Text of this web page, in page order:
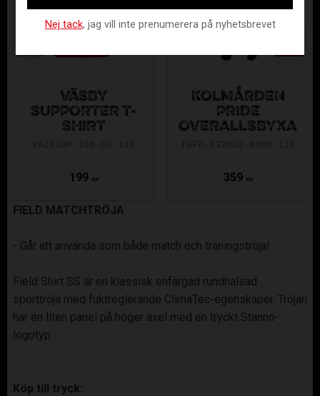
VÄSBY
SUPPORTER T-
SHIRT
199 KR
KOLMÅRDEN
PRIDE
OVERALLSBYXA
359 KR
FIELD MATCHTRÖJA
- Går att använda som både match och träningströja!
Field Shirt SS är en klassisk enfärgad rundhalsad
sporttröja med fuktreglerande ClimaTec-egenskaper. Tröjan
har en liten panel på höger axel med en tryckt Stanno-
logotyp.
Köp till tryck:
Nej tack, jag vill inte prenumerera på nyhetsbrevet